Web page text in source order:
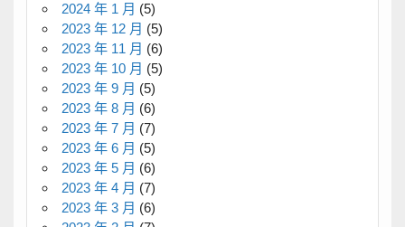
2024 年 1 月 (5)
2023 年 12 月 (5)
2023 年 11 月 (6)
2023 年 10 月 (5)
2023 年 9 月 (5)
2023 年 8 月 (6)
2023 年 7 月 (7)
2023 年 6 月 (5)
2023 年 5 月 (6)
2023 年 4 月 (7)
2023 年 3 月 (6)